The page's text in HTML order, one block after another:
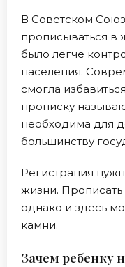
В Советском
прописываться в
было легче
населения.
смогла
прописку
необходима для
большинству
Регистрация
жизни.
однако и здесь
камни.
Зачем ребенку